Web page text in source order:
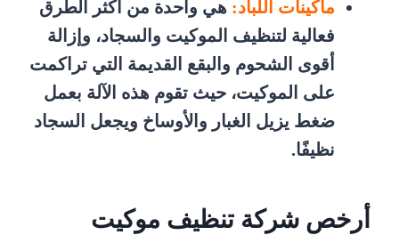
ماكينات اللباد: هي واحدة من أكثر الطرق
فعالية لتنظيف الموكيت والسجاد، وإزالة
أقوى الشحوم والبقع القديمة التي تراكمت
على الموكيت، حيث تقوم هذه الآلة بعمل
ضغط يزيل الغبار والأوساخ ويجعل السجاد
نظيفًا.
أرخص شركة تنظيف موكيت